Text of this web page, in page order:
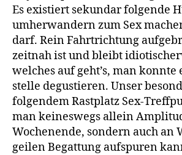
Es existiert sekundar folgende
umherwandern zum Sex
darf. Rein Fahrtrichtung
zeitnah ist und bleibt
welches auf geht’s, man konnte
stelle degustieren. Unser
folgendem Rastplatz Sex-
man keineswegs allein
Wochenende, sondern auch an
geilen Begattung aufspuren